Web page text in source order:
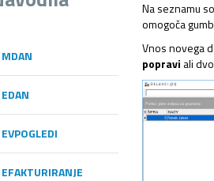
MDAN
EDAN
EVPOGLEDI
EFAKTURIRANJE
Na seznamu
omogoča gumb
Vnos novega
popravi ali